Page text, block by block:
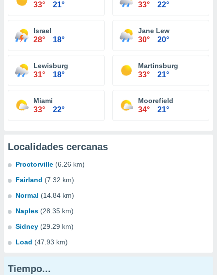
33° 21° 33° 22°
Israel
28° 18°
Jane Lew
30° 20°
Lewisburg
31° 18°
Martinsburg
33° 21°
Miami
33° 22°
Moorefield
34° 21°
Localidades cercanas
Proctorville (6.26 km)
Fairland (7.32 km)
Normal (14.84 km)
Naples (28.35 km)
Sidney (29.29 km)
Load (47.93 km)
Tiempo...